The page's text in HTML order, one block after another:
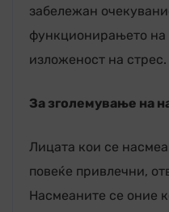
забележан
функционирањето на
изложеност на стрес.
За зголемување на
Лицата кои се
повеќе привлечни,
Насмеаните се оние